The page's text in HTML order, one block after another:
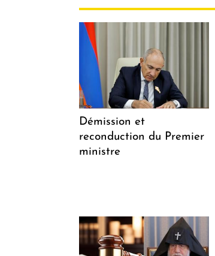
Démission et
reconduction du Premier
ministre